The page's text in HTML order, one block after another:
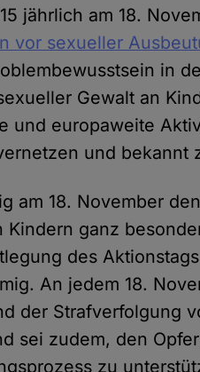
jährlich am 18.
vor sexueller
in
Gewalt an
und europaweite
und bekannt
am 18. November
ganz
des
An jedem 18.
der Strafverfolgung
sei zudem, den
zu